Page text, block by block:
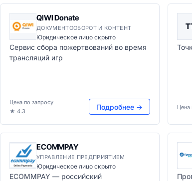
QIWI Donate
ДОКУМЕНТООБОРОТ И КОНТЕНТ
Юридическое лицо скрыто
Сервис сбора пожертвований во время
трансляций игр
Цена по запросу
★ 4.3
Подробнее → Цена
ECOMMPAY
УПРАВЛЕНИЕ ПРЕДПРИЯТИЕМ
Юридическое лицо скрыто
ECOMMPAY — российский